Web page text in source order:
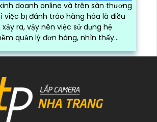
doanh online và trên sàn thương
việc bị đánh tráo hàng hóa là điều
ra, vậy nên việc sử dụng hệ
quản lý đơn hàng, nhìn thấy
đóng gói hàng hóa, kèm theo đấy
gói cũng được ghi lại một cách